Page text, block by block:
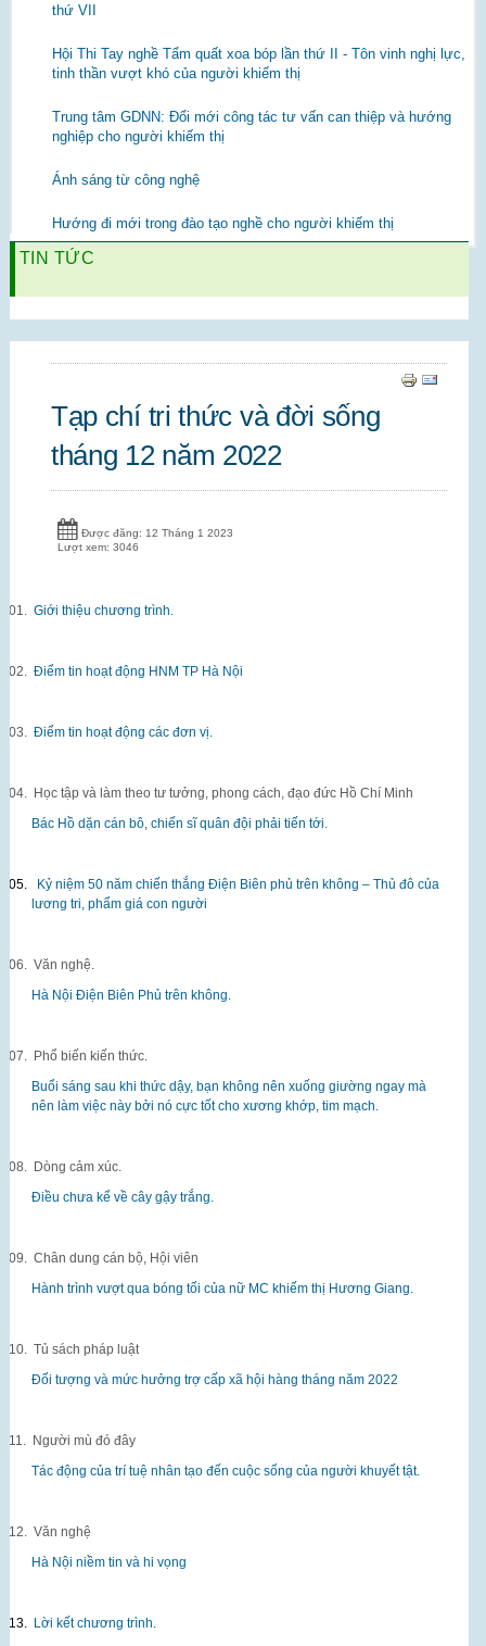
thứ VII
Hội Thi Tay nghề Tẩm quất xoa bóp lần thứ II - Tôn vinh nghị lực,
tinh thần vượt khó của người khiếm thị
Trung tâm GDNN: Đổi mới công tác tư vấn can thiệp và hướng
nghiệp cho người khiếm thị
Ánh sáng từ công nghệ
Hướng đi mới trong đào tạo nghề cho người khiếm thị
TIN TỨC
Tạp chí tri thức và đời sống
tháng 12 năm 2022
Được đăng: 12 Tháng 1 2023
Lượt xem: 3046
01. Giới thiệu chương trình.
02. Điểm tin hoạt động HNM TP Hà Nội
03. Điểm tin hoạt động các đơn vị.
04. Học tập và làm theo tư tưởng, phong cách, đạo đức Hồ Chí Minh
Bác Hồ dặn cán bô, chiến sĩ quân đội phải tiến tới.
05.
Kỷ niệm 50 năm chiến thắng Điện Biên phủ trên không – Thủ đô của
lương tri, phẩm giá con người
06. Văn nghệ.
Hà Nội Điện Biên Phủ trên không.
07. Phổ biến kiến thức.
Buổi sáng sau khi thức dậy, bạn không nên xuống giường ngay mà
nên làm việc này bởi nó cực tốt cho xương khớp, tim mạch.
08. Dòng cảm xúc.
Điều chưa kể về cây gậy trắng.
09. Chân dung cán bộ, Hội viên
Hành trình vượt qua bóng tối của nữ MC khiếm thị Hương Giang.
10. Tủ sách pháp luật
Đối tượng và mức hưởng trợ cấp xã hội hàng tháng năm 2022
11. Người mù đó đây
Tác động của trí tuệ nhân tạo đến cuộc sống của người khuyết tật.
12. Văn nghệ
Hà Nội niềm tin và hi vọng
13. Lời kết chương trình.